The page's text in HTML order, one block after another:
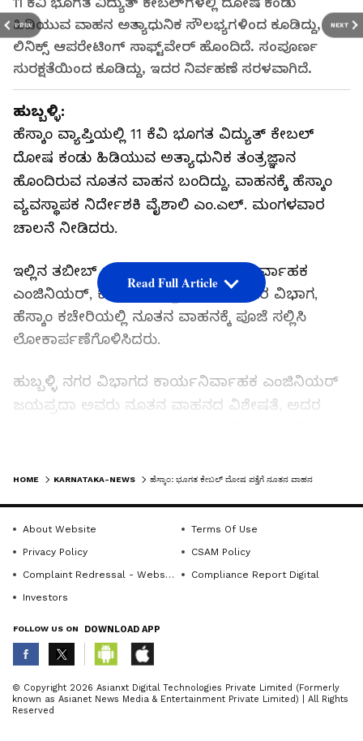
PREV NEXT
ಹಿಡಿಯುವ ವಾಹನ ಅತ್ಯಾಧುನಿಕ ಸೌಲಭ್ಯಗಳಿಂದ ಕೂಡಿದ್ದು,
ಲಿನಿಕ್ಸ್ ಆಪರೇಟಿಂಗ್ ಸಾಫ್ಟ್‌ವೇರ್ ಹೊಂದಿದೆ. ಸಂಪೂರ್ಣ
ಸುರಕ್ಷತೆಯಿಂದ ಕೂಡಿದ್ದು, ಇದರ ನಿರ್ವಹಣೆ ಸರಳವಾಗಿದೆ.
ಹುಬ್ಬಳ್ಳಿ:
ಹೆಸ್ಕಾಂ ವ್ಯಾಪ್ತಿಯಲ್ಲಿ 11 ಕೆವಿ ಭೂಗತ ವಿದ್ಯುತ್ ಕೇಬಲ್
ದೋಷ ಕಂಡು ಹಿಡಿಯುವ ಅತ್ಯಾಧುನಿಕ ತಂತ್ರಜ್ಞಾನ
ಹೊಂದಿರುವ ನೂತನ ವಾಹನ ಬಂದಿದ್ದು, ವಾಹನಕ್ಕೆ ಹೆಸ್ಕಾಂ
ವ್ಯವಸ್ಥಾಪಕ ನಿರ್ದೇಶಕಿ ವೈಶಾಲಿ ಎಂ.ಎಲ್. ಮಂಗಳವಾರ
ಚಾಲನೆ ನೀಡಿದರು.
ಇಲ್ಲಿನ ತಬೀಬ್ ಲ್ಯಾಂಡ್‌ನಲ್ಲಿರುವ ಕಾರ್ಯನಿರ್ವಾಹಕ
ಎಂಜಿನಿಯರ್, ಕಾರ್ಯ ಮತ್ತು ಪಾಲನಾ, ನಗರ ವಿಭಾಗ,
ಹೆಸ್ಕಾಂ ಕಚೇರಿಯಲ್ಲಿ ನೂತನ ವಾಹನಕ್ಕೆ ಪೂಜೆ ಸಲ್ಲಿಸಿ
ಲೋಕಾರ್ಪಣೆಗೊಳಿಸಿದರು.
ಹುಬ್ಬಳ್ಳಿ ನಗರ ವಿಭಾಗದ ಕಾರ್ಯನಿರ್ವಾಹಕ ಎಂಜಿನಿಯರ್‌
ಜಯಪ್ರದಾ ಅವರು ನೂತನ ವಾಹನದ ವಿಶೇಷತೆ, ಅದರ
ಈ ವೇಳೆ ಹೆಸ್ಕಾಂ ತಾಂತ್ರಿಕ ನಿರ್ದೇಶಕ ಜಗದೀಶ್ ಎಸ್.,
ಗ್ರಾಮೀಣ ವಿಭಾಗದ ಪ್ರಭಾರಿ ಕಾರ್ಯನಿರ್ವಾಹಕ
ಸಹಾಯಕ ಎಂ.ಬಿ. ಸುಣಗಾರ, ಯು.ಜಿ. ಕೇಬಲ್ ಎಇಇ
Read Full Article
ABOUT THE AUTHOR
K KannadaprabhaNewsNetwork
HOME KARNATAKA-NEWS ಹೆಸ್ಕಾಂ: ಭೂಗತ ಕೇಬಲ್‌ ದೋಷ ಪತ್ತೆಗೆ ನೂತನ ವಾಹನ
About Website
Terms Of Use
Privacy Policy
CSAM Policy
Complaint Redressal - Website
Compliance Report Digital
Investors
FOLLOW US ON DOWNLOAD APP
© Copyright 2026 Asianxt Digital Technologies Private Limited (Formerly
known as Asianet News Media & Entertainment Private Limited) | All Rights
Reserved